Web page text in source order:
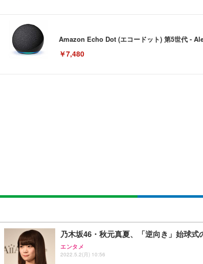
Amazon Echo Dot (エコードット) 第5世代 -
￥7,480
[EdoErgo] オフィスチェア 椅子 テレワーク
Sezlife オフィスチェア デスクチェア 疲れな
ション PCチェア 通気性メッシュ ゲーミング/
￥7,680
EIZO ビジネス向けプレミアムモニター |
【純正品】27"ゲーミングモニター DualSense
￥49,979
Amazonベーシック ペットシーツ 薄型 レギ
ネオ・ルーライフ ネオ・オムツ L 中型犬用 26
￥1,800
乃木坂46・秋元真夏、「逆向き」始球式
エンタメ
2022.5.2(月) 10:56